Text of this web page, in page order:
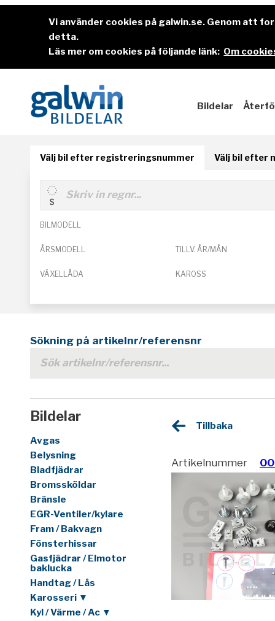
Vi använder cookies på galwin.se. Genom att
detta.
Läs mer om cookies på följande länk: Om
Bildelar
Välj bil efter registreringsnummer Välj bil efter
BILMODELL
ÅRSMODELL TILLV. ÅR/MÅN
VÄXELLÅDA KAROSS
Sökning på artikelnr/referensnr
Bildelar
Avgas
Belysning
Bladfjädrar
Bromssköldar
Bränsle
EGR-Ventiler/kylare
Fram / Bakvagn
Fönsterhissar
Gasfjädrar / Elmotor
baklucka
Handtag / Lås
Karosseri ▼
Kyl / Värme / Ac ▼
Tillbaka
Artikelnummer